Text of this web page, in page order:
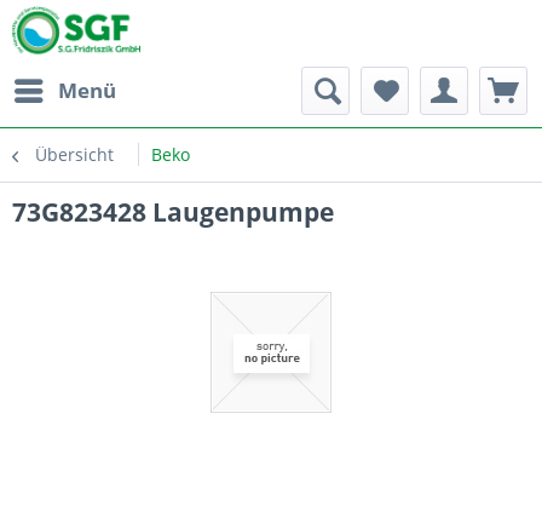
Menü
Übersicht Beko
73G823428 Laugenpumpe